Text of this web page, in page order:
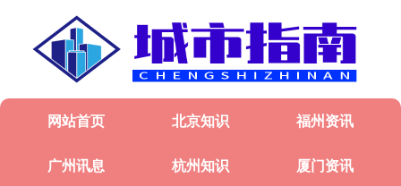
网站首页 北京知识 福州资讯
广州讯息 杭州知识 厦门资讯